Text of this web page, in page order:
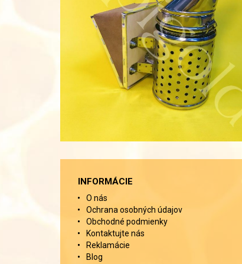
INFORMÁCIE
O nás
Ochrana osobných údajov
Obchodné podmienky
Kontaktujte nás
Reklamácie
Blog